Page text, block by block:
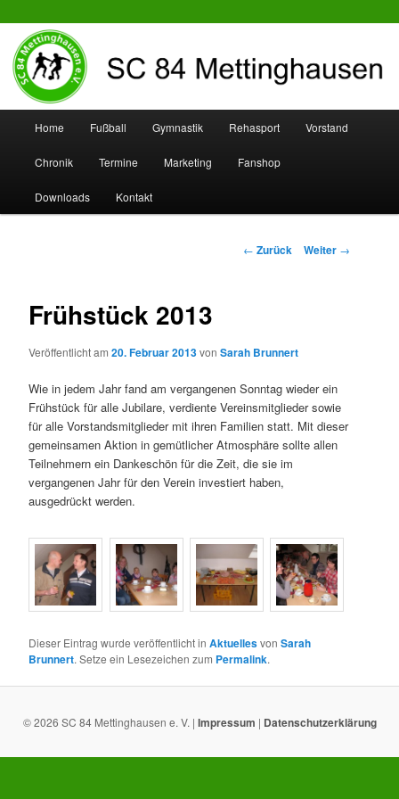
SC 84 Mettinghausen
Zum
Inhalt
wechseln
Zum
sekundären
Inhalt
Home Fußball Gymnastik Rehasport Vorstand
Chronik Termine Marketing Fanshop
Downloads Kontakt
Beitrags-
← Zurück Weiter →
Frühstück 2013
Veröffentlicht am20. Februar 2013vonSarah Brunnert
Wie in jedem Jahr fand am vergangenen Sonntag wieder ein
Frühstück für alle Jubilare, verdiente Vereinsmitglieder sowie
für alle Vorstandsmitglieder mit ihren Familien statt. Mit dieser
gemeinsamen Aktion in gemütlicher Atmosphäre sollte allen
Teilnehmern ein Dankeschön für die Zeit, die sie im
vergangenen Jahr für den Verein investiert haben,
ausgedrückt werden.
Dieser Eintrag wurde veröffentlicht inAktuellesvonSarah
Brunnert. Setze ein Lesezeichen zum Permalink.
© 2026 SC 84 Mettinghausen e. V. | Impressum | Datenschutzerklärung